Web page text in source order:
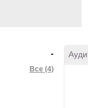
-
Все (4)